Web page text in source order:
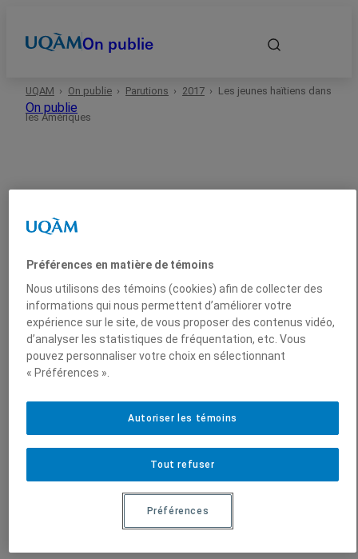
Accueil
Types
Soumettre une publication
On publie
UQAM On publie Parutions 2017 Les jeunes haïtiens dans
les Amériques
On publie
Les jeunes haïtiens dans
les Amériques
Haitian Youth in the Americas
Louis Herns Marcelin
Presses de l’Université du Québec
Préférences en matière de témoins
Nous utilisons des témoins (cookies) afin de collecter des
informations qui nous permettent d’améliorer votre
expérience sur le site, de vous proposer des contenus vidéo,
d’analyser les statistiques de fréquentation, etc. Vous
pouvez personnaliser votre choix en sélectionnant
« Préférences ».
Tout refuser
Autoriser les témoins
Préférences